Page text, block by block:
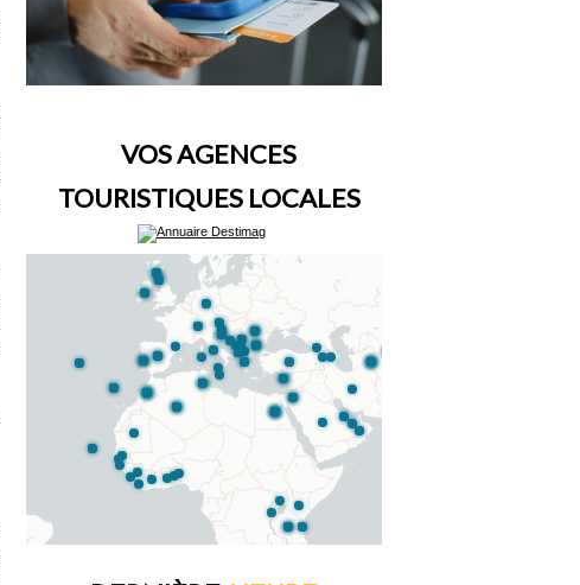
VOS AGENCES
TOURISTIQUES LOCALES